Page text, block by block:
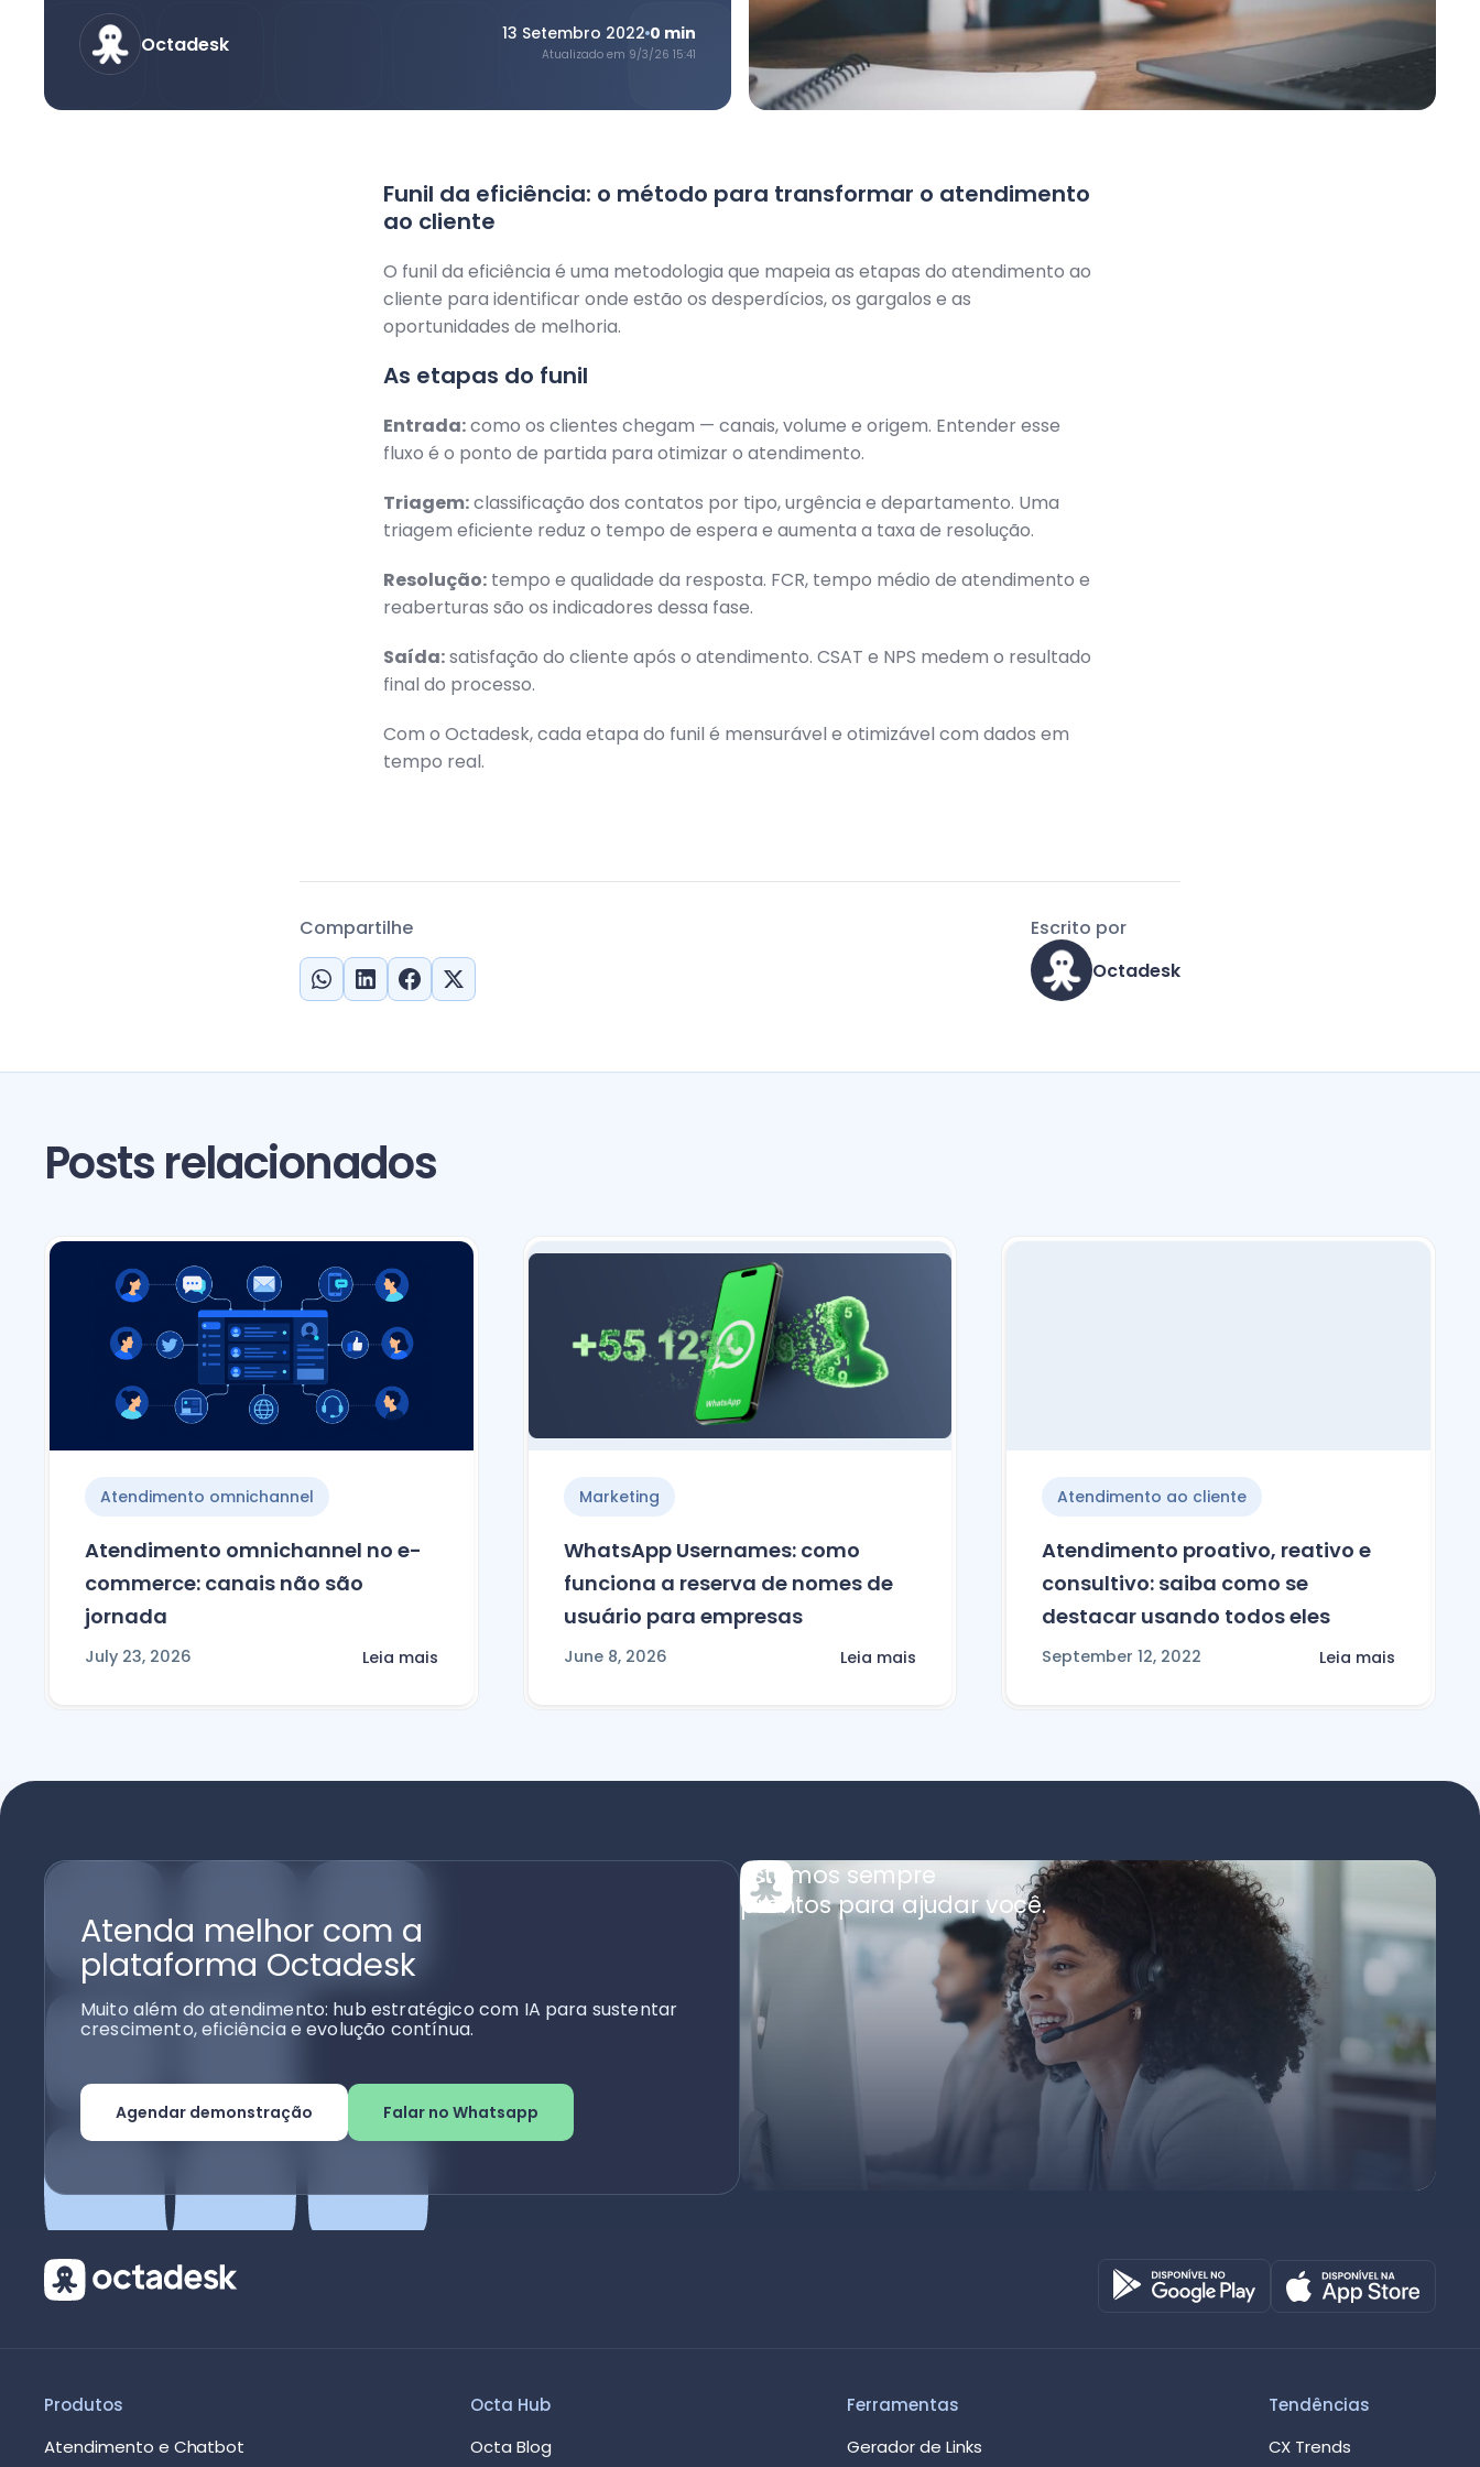
Octadesk 13 Setembro 2022 0 min
Atualizado em 9/3/26 15:41
Funil da eficiência: o método para transformar o atendimento
ao cliente
O funil da eficiência é uma metodologia que mapeia as etapas do atendimento ao
cliente para identificar onde estão os desperdícios, os gargalos e as
oportunidades de melhoria.
As etapas do funil
Entrada:como os clientes chegam — canais, volume e origem. Entender esse
fluxo é o ponto de partida para otimizar o atendimento.
Triagem:classificação dos contatos por tipo, urgência e departamento. Uma
triagem eficiente reduz o tempo de espera e aumenta a taxa de resolução.
Resolução: tempo e qualidade da resposta. FCR, tempo médio de atendimento e
reaberturas são os indicadores dessa fase.
Saída:satisfação do cliente após o atendimento. CSAT e NPS medem o resultado
final do processo.
Com o Octadesk, cada etapa do funil é mensurável e otimizável com dados em
tempo real.
Compartilhe
Escrito por
Octadesk
Posts relacionados
Atendimento omnichannel
Atendimento omnichannel no e-
commerce: canais não são
jornada
July 23, 2026 Leia mais
Marketing
WhatsApp Usernames: como
funciona a reserva de nomes de
usuário para empresas
June 8, 2026 Leia mais
Atendimento ao cliente
Atendimento proativo, reativo e
consultivo: saiba como se
destacar usando todos eles
September 12, 2022 Leia mais
Atenda melhor com a
plataforma Octadesk
Muito além do atendimento: hub estratégico com IA para sustentar
crescimento, eficiência e evolução contínua.
Agendar demonstração Falar no Whatsapp
Estamos sempre
prontos para ajudar você.
Produtos
Atendimento e Chatbot
Octa Hub
Octa Blog
Ferramentas
Gerador de Links
Tendências
CX Trends
Octadesk
Online agora